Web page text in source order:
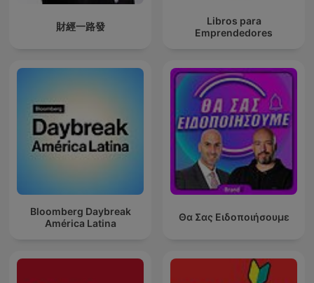
財經一路發
Libros para
Emprendedores
Bloomberg Daybreak
América Latina
Θα Σας Ειδοποιήσουμε